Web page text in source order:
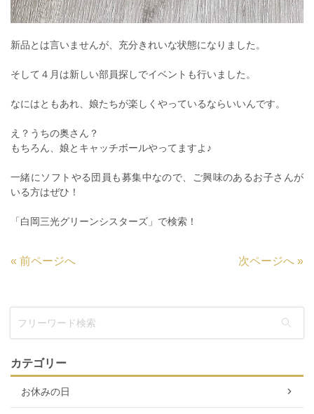
新品とは言いませんが、充分きれいな状態になりました。
そして４月は新しい部員探しでイベントも行いました。
なにはともあれ、娘たちが楽しくやっているならいいんです。
え？うちの奥さん？
もちろん、娘とキャッチボールやってますよ♪
一緒にソフトやる団員も募集中なので、ご興味のあるお子さんが
いる方はぜひ！
「白岡三光グリーンシスターズ」で検索！
« 前ページへ 次ページへ »
カテゴリー
お休みの日